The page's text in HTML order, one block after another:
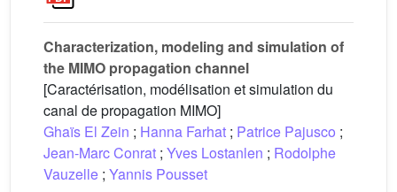
Characterization, modeling and simulation of
the MIMO propagation channel
[Caractérisation, modélisation et simulation du
canal de propagation MIMO]
Ghaïs El Zein ; Hanna Farhat ; Patrice Pajusco ;
Jean-Marc Conrat ; Yves Lostanlen ; Rodolphe
Vauzelle ; Yannis Pousset